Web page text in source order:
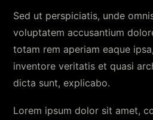
Sed ut perspiciatis, unde
voluptatem accusantium
totam rem aperiam eaque
inventore veritatis et quasi
dicta sunt, explicabo.
Lorem ipsum dolor sit amet,